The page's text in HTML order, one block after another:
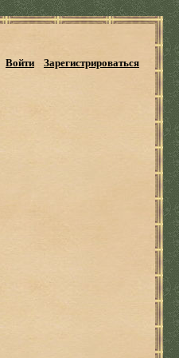
Войти Зарегистрироваться